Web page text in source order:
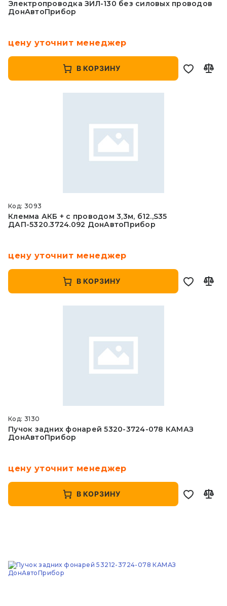
Электропроводка ЗИЛ-130 без силовых проводов
ДонАвтоПрибор
цену уточнит менеджер
В КОРЗИНУ
Код: 3093
Клемма АКБ + с проводом 3,3м, б12.,S35
ДАП-5320.3724.092 ДонАвтоПрибор
цену уточнит менеджер
В КОРЗИНУ
Код: 3130
Пучок задних фонарей 5320-3724-078 КАМАЗ
ДонАвтоПрибор
цену уточнит менеджер
В КОРЗИНУ